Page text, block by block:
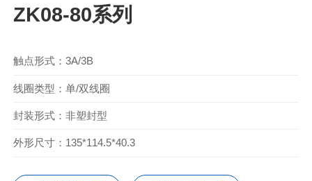
ZK08-80系列
触点形式：3A/3B
线圈类型：单/双线圈
封装形式：非塑封型
外形尺寸：135*114.5*40.3